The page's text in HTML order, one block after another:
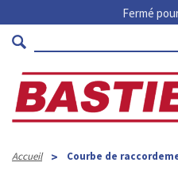
Fermé
Accueil > Courbe de